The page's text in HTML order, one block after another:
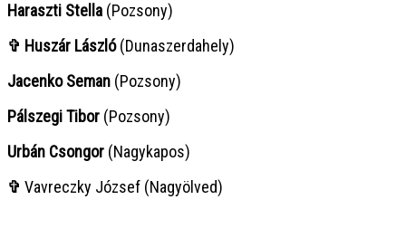
Haraszti Stella (Pozsony)
✞ Huszár László(Dunaszerdahely)
Jacenko Seman (Pozsony)
Pálszegi Tibor (Pozsony)
Urbán Csongor (Nagykapos)
✞ Vavreczky József (Nagyölved)